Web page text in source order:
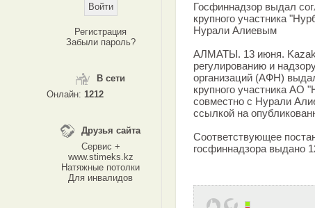
Регистрация
Забыли пароль?
В сети
Онлайн: 1212
Друзья сайта
Сервис +
www.stimeks.kz
Натяжные потолки
Для инвалидов
Госфиннадзор выдал
крупного участника
Нурали Алиевым
АЛМАТЫ. 13 июня.
регулированию и
организаций (АФН)
крупного участника АО
совместно с Нурали
ссылкой на
Соответствующее
госфиннадзора выдано